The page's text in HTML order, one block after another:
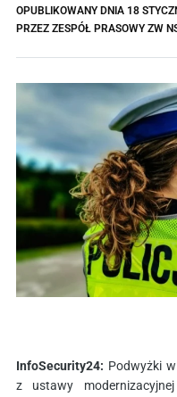
OPUBLIKOWANY DNIA 18
PRZEZ ZESPÓŁ PRASOWY ZW
InfoSecurity24: Podwyżki
z ustawy